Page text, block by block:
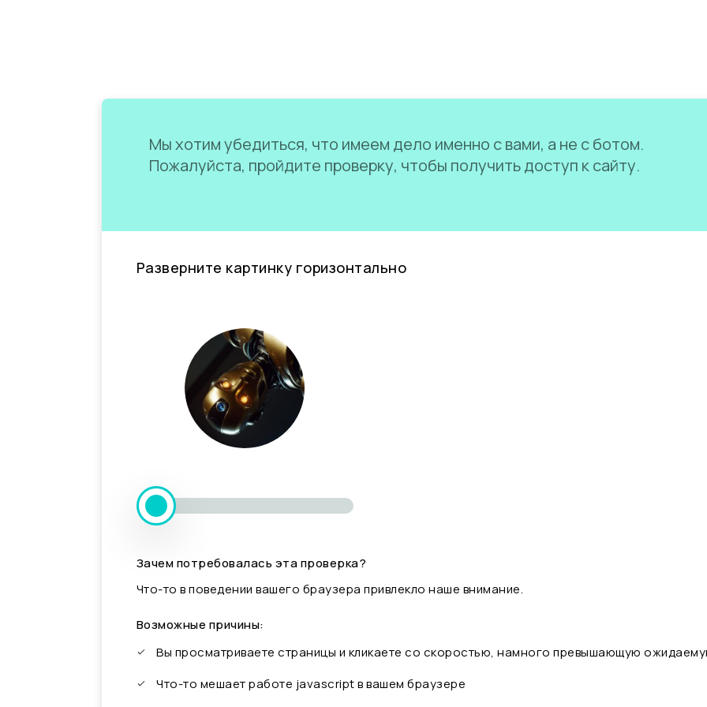
Мы хотим убедиться, что имеем дело именно с вами, а не с ботом.
Пожалуйста, пройдите проверку, чтобы получить доступ к сайту.
Разверните картинку горизонтально
Зачем потребовалась эта проверка?
Что-то в поведении вашего браузера привлекло наше внимание.
Возможные причины:
Вы просматриваете страницы и кликаете со скоростью, намного превышающую
Что-то мешает работе javascript в вашем браузере